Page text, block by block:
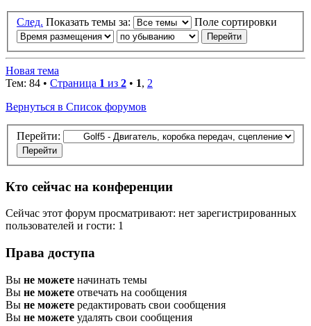
След. Показать темы за: Поле сортировки
Новая тема
Тем: 84 • Страница 1 из 2 • 1, 2
Вернуться в Список форумов
Перейти:
Кто сейчас на конференции
Сейчас этот форум просматривают: нет зарегистрированных
пользователей и гости: 1
Права доступа
Вы не можете начинать темы
Вы не можете отвечать на сообщения
Вы не можете редактировать свои сообщения
Вы не можете удалять свои сообщения